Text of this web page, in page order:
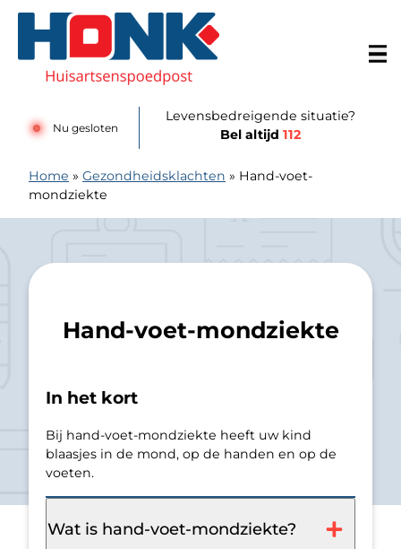
Nu gesloten
Levensbedreigende situatie?
Bel altijd112
Home » Gezondheidsklachten » Hand-voet-
mondziekte
Hand-voet-mondziekte
In het kort
Bij hand-voet-mondziekte heeft uw kind
blaasjes in de mond, op de handen en op de
voeten.
Wat is hand-voet-mondziekte?